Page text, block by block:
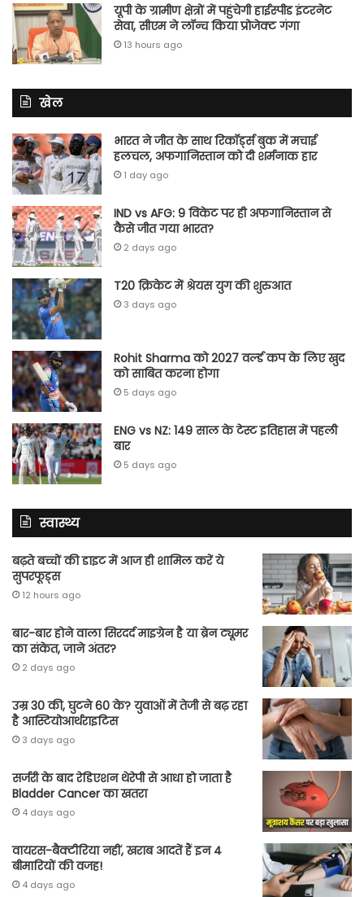
यूपी के ग्रामीण क्षेत्रों में पहुंचेगी हाईस्पीड इंटरनेट
सेवा, सीएम ने लॉन्च किया प्रोजेक्ट गंगा
13 hours ago
खेल
भारत ने जीत के साथ रिकॉर्ड्स बुक में मचाई
हलचल, अफगानिस्तान को दी शर्मनाक हार
1 day ago
IND vs AFG: 9 विकेट पर ही अफगानिस्तान से
कैसे जीत गया भारत?
2 days ago
T20 क्रिकेट में श्रेयस युग की शुरुआत
3 days ago
Rohit Sharma को 2027 वर्ल्‍ड कप के लिए खुद
को साबित करना होगा
5 days ago
ENG vs NZ: 149 साल के टेस्‍ट इतिहास में पहली
बार
5 days ago
स्वास्थ्य
बढ़ते बच्चों की डाइट में आज ही शामिल करें ये
सुपरफूड्स
12 hours ago
बार-बार होने वाला सिरदर्द माइग्रेन है या ब्रेन ट्यूमर
का संकेत, जाने अंतर?
2 days ago
उम्र 30 की, घुटने 60 के? युवाओं में तेजी से बढ़ रहा
है आस्टियोआर्थराइटिस
3 days ago
सर्जरी के बाद रेडिएशन थेरेपी से आधा हो जाता है
Bladder Cancer का खतरा
4 days ago
वायरस-बैक्टीरिया नहीं, खराब आदतें हैं इन 4
बीमारियों की वजह!
4 days ago